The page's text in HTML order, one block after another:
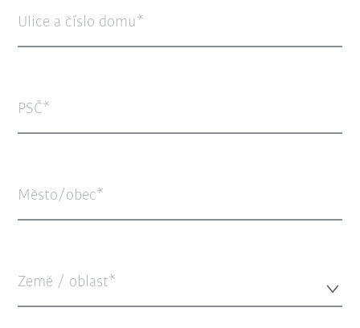
Ulice a číslo domu
PSČ
Město/obec
Země / oblast*